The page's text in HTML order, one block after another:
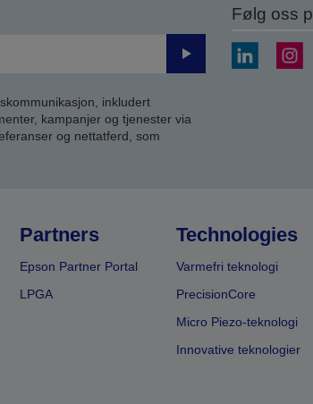
Send
inkludert
kampanjer og tjenester via
og nettatferd, som
Følg oss
Partners
Epson Partner Portal
LPGA
Technologies
Varmefri teknologi
PrecisionCore
Micro Piezo-teknologi
Innovative teknologier